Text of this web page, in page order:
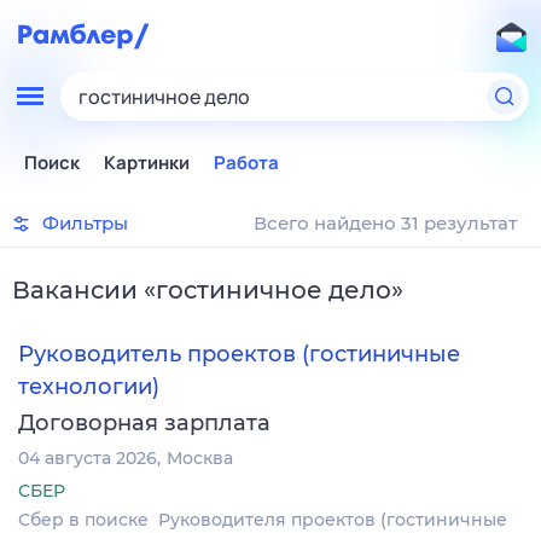
гостиничное дело
Поиск Картинки Работа
Фильтры Всего найдено 31 результат
Вакансии «гостиничное дело»
Руководитель проектов (гостиничные
технологии)
Договорная зарплата
04 августа 2026 Москва
СБЕР
Сбер в поиске Руководителя проектов (гостиничные